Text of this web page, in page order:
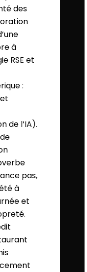
des
à
RSE et
:
de l’IA).
pas,
à
et